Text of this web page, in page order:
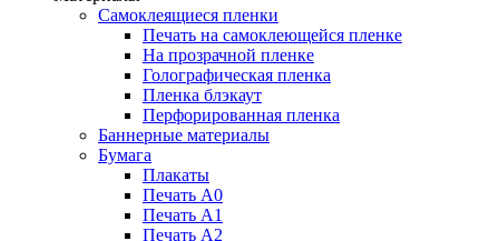
Самоклеящиеся пленки
Печать на самоклеющейся пленке
На прозрачной пленке
Голографическая пленка
Пленка блэкаут
Перфорированная пленка
Баннерные материалы
Бумага
Плакаты
Печать А0
Печать А1
Печать А2